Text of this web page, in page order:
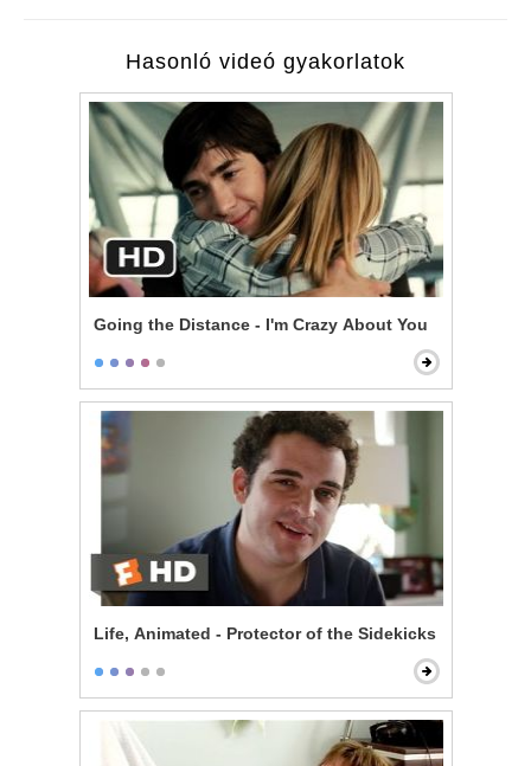
Hasonló videó gyakorlatok
Going the Distance - I'm Crazy About You
Life, Animated - Protector of the Sidekicks